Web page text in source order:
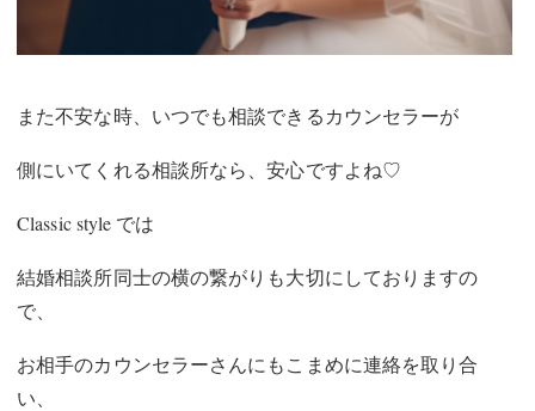
また不安な時、いつでも相談できるカウンセラーが
側にいてくれる相談所なら、安心ですよね♡
Classic style では
結婚相談所同士の横の繋がりも大切にしておりますの
で、
お相手のカウンセラーさんにもこまめに連絡を取り合
い、